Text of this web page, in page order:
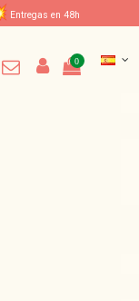
Entregas en 48h
0